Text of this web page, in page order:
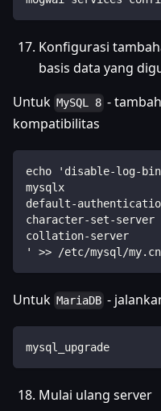
Konfigurasi
basis data yang
Untuk MySQL 8 -
kompatibilitas
echo 'disable-log-bin
mysqlx
default-
character-set-
collation-server
' >> /etc/mysql/
Untuk MariaDB -
mysql_upgrade
Mulai ulang server